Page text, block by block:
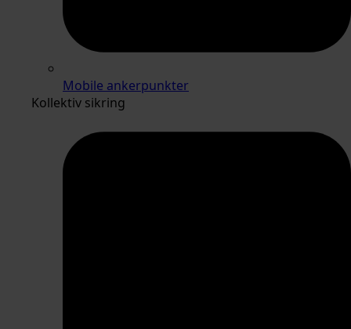
Mobile ankerpunkter
Kollektiv sikring